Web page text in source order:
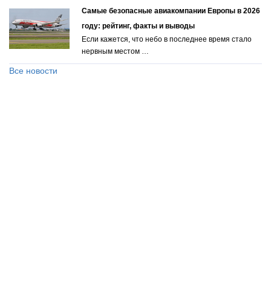
Самые безопасные авиакомпании Европы в 2026
году: рейтинг, факты и выводы
Если кажется, что небо в последнее время стало
нервным местом …
Все новости